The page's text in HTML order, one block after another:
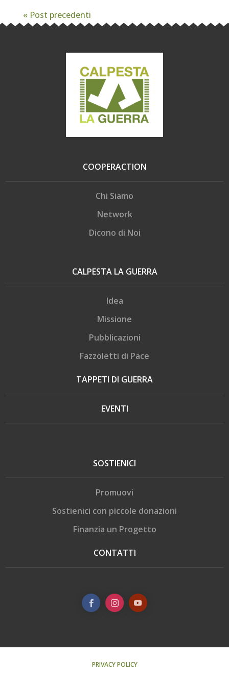
« Post precedenti
COOPERACTION
Chi Siamo
Network
Dicono di Noi
CALPESTA LA GUERRA
Idea
Missione
Pubblicazioni
Fazzoletti di Pace
TAPPETI DI GUERRA
EVENTI
SOSTIENICI
Promuovi
Sostienici con piccole donazioni
Finanzia un Progetto
CONTATTI
PRIVACY POLICY